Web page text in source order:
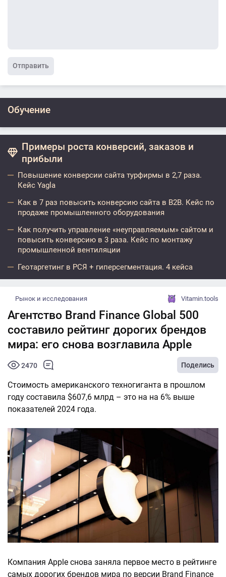
Отправить
Обучение
Примеры роста конверсий, заказов и
прибыли
Повышение конверсии сайта турфирмы в 2,7 раза.
Кейс Yagla
Как в 7 раз повысить конверсию сайта в B2B. Кейс по
продаже промышленного оборудования
Как получить управление «неуправляемым» сайтом и
повысить конверсию в 3 раза. Кейс по монтажу
промышленной вентиляции
Геотаргетинг в РСЯ + гиперсегментация. 4 кейса
Рынок и исследования Vitamin.tools
Агентство Brand Finance Global 500
составило рейтинг дорогих брендов
мира: его снова возглавила Apple
2470 Поделись
Стоимость американского техногиганта в прошлом
году составила $607,6 млрд – это на на 6% выше
показателей 2024 года.
Компания Apple снова заняла первое место в рейтинге
самых дорогих брендов мира по версии Brand Finance